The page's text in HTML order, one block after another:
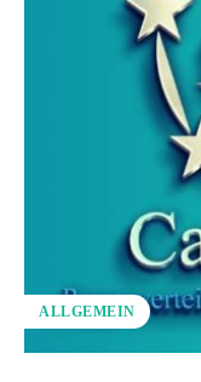
ALLGEMEIN